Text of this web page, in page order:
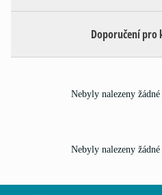
Doporučení pro
Nebyly nalezeny
Nebyly nalezeny